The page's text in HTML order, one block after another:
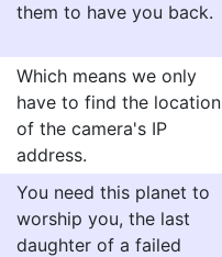
them to have you back.
Which means we only
have to find the location
of the camera's IP
address.
You need this planet to
worship you, the last
daughter of a failed